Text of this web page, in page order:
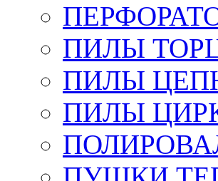
ПИЛЫ
ПИЛЫ
ПИЛЫ